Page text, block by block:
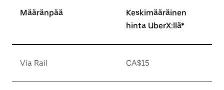
Määränpää
Keskimääräinen
hinta UberX:llä*
Via Rail CA$15